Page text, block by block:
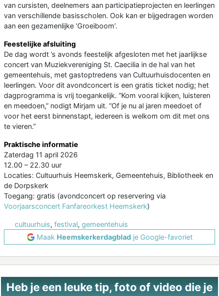
van cursisten, deelnemers aan participatieprojecten en leerlingen
van verschillende basisscholen. Ook kan er bijgedragen worden
aan een gezamenlijke ‘Groeiboom’.
Feestelijke afsluiting
De dag wordt ’s avonds feestelijk afgesloten met het jaarlijkse
concert van Muziekvereniging St. Caecilia in de hal van het
gemeentehuis, met gastoptredens van Cultuurhuisdocenten en
leerlingen. Voor dit avondconcert is een gratis ticket nodig; het
dagprogramma is vrij toegankelijk. “Kom vooral kijken, luisteren
en meedoen,” nodigt Mirjam uit. “Of je nu al jaren meedoet of
voor het eerst binnenstapt, iedereen is welkom om dit met ons
te vieren.”
Praktische informatie
Zaterdag 11 april 2026
12.00 – 22.30 uur
Locaties: Cultuurhuis Heemskerk, Gemeentehuis, Bibliotheek en
de Dorpskerk
Toegang: gratis (avondconcert op reservering via
Voorjaarsconcert Fanfareorkest Heemskerk)
cultuurhuis, festival, gemeentehuis
Maak Heemskerkerdagbladje Google-favoriet
Heb je een leuke tip, foto of video die je